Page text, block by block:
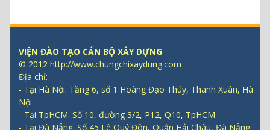
VIỆN ĐÀO TẠO CÁN BỘ XÂY DỰNG
© 2012 http://www.chungchixaydung.com
Địa chỉ:
- Tại Hà Nội: Tầng 6, số 1 Hoàng Đạo Thúy, Thanh Xuân, Hà
Nội
- Tại TpHCM: Số 10, đường 3/2, P12, Q10, TpHCM
- Tại Đà Nẵng: Số 45 Lê Quý Đôn, Quận Hải Châu, Đà Nẵng